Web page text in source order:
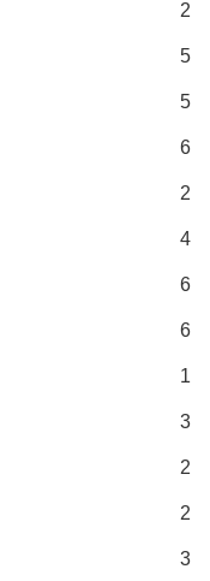
2
5
5
6
2
4
6
6
1
3
2
2
3